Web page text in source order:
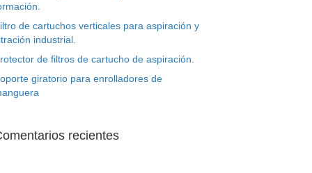
de cartuchos verticales para aspiración y
industrial.
de filtros de cartucho de aspiración.
giratorio para enrolladores de
recientes